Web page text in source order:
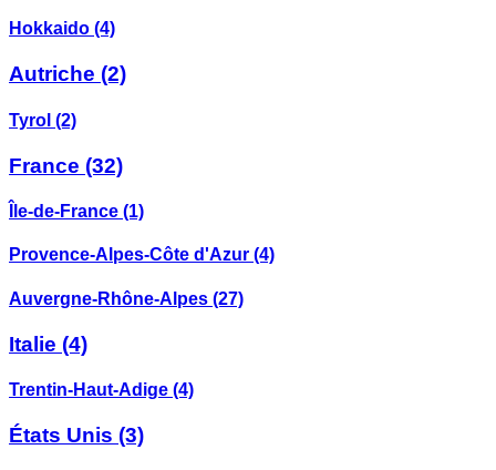
Hokkaido (4)
Autriche (2)
Tyrol (2)
France (32)
Île-de-France (1)
Provence-Alpes-Côte d'Azur (4)
Auvergne-Rhône-Alpes (27)
Italie (4)
Trentin-Haut-Adige (4)
États Unis (3)